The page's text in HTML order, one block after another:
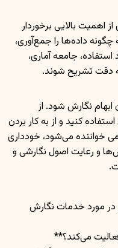
بالایی برخوردار
داده‌ها را جمع‌آوری،
جامعه آماری،
دقت تشریح شوند.
ابهام نگارش شود. از
کنید و از به کار بردن
خواننده می‌شود، خودداری
و رعایت اصول نگارشی و
مورد خدمات نگارش
می‌کند؟**